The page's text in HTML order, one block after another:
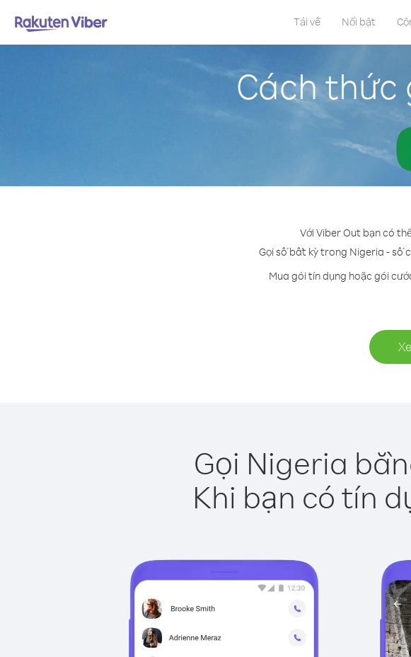
Tải về Nổi bật
Cách thức
Với Viber Out bạn có
Gọi số bất kỳ trong Nigeria - số
Mua gói tín dụng hoặc gói
Gọi Nigeria
Khi bạn có tín